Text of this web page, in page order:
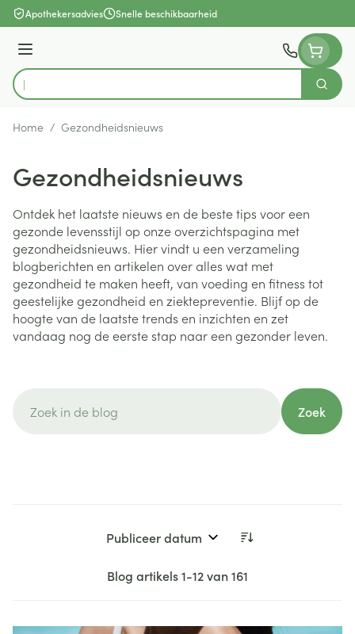
Ga naar de inhoud
Apothekersadvies Snelle beschikbaarheid
Menu
Product, merk, categorie...
Zoek
Home / Gezondheidsnieuws
Gezondheidsnieuws
Ontdek het laatste nieuws en de beste tips voor een
gezonde levensstijl op onze overzichtspagina met
gezondheidsnieuws. Hier vindt u een verzameling
blogberichten en artikelen over alles wat met
gezondheid te maken heeft, van voeding en fitness tot
geestelijke gezondheid en ziektepreventie. Blijf op de
hoogte van de laatste trends en inzichten en zet
vandaag nog de eerste stap naar een gezonder leven.
Zoek
Blog artikels1-12van161